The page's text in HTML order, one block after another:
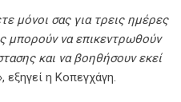
μόνοι σας για τρεις ημέρες
μπορούν να επικεντρωθούν
και να βοηθήσουν εκεί
εξηγεί η Κοπεγχάγη.